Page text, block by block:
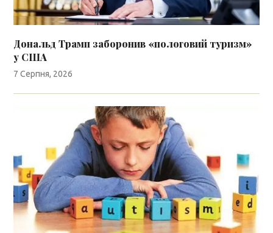
Дональд Трамп заборонив «пологовий туризм»
у США
7 Серпня, 2026